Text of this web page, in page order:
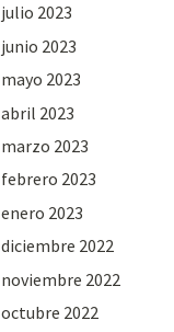
julio 2023
junio 2023
mayo 2023
abril 2023
marzo 2023
febrero 2023
enero 2023
diciembre 2022
noviembre 2022
octubre 2022